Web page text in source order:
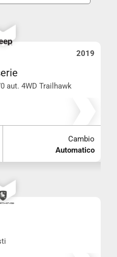
2019
aut. 4WD Trailhawk
Cambio
Automatico